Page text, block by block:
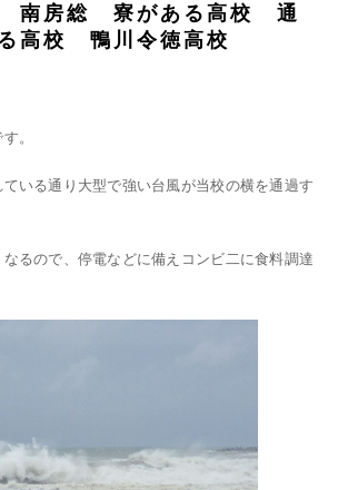
南房総 寮がある高校 通
高校 鴨川令徳高校
。
いる通り大型で強い台風が当校の横を通過す
なるので、停電などに備えコンビ二に食料調達